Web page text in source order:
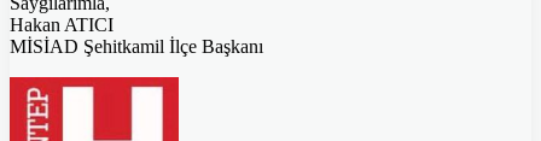
Hakan ATICI
MİSİAD Şehitkamil İlçe Başkanı